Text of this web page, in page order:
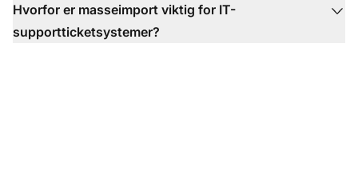
Hvorfor er masseimport viktig for IT-
supportticketsystemer?